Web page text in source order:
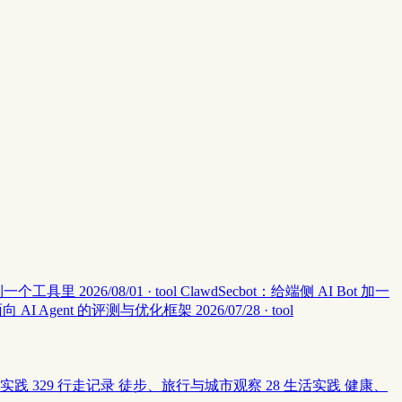
个工具里 2026/08/01 · tool ClawdSecbot：给端侧 AI Bot 加一
向 AI Agent 的评测与优化框架 2026/07/28 · tool
践 329 行走记录 徒步、旅行与城市观察 28 生活实践 健康、